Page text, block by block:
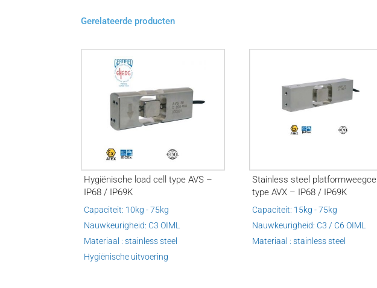
Gerelateerde producten
Hygiënische load cell type AVS –
IP68 / IP69K
Capaciteit: 10kg - 75kg
Nauwkeurigheid: C3 OIML
Materiaal : stainless steel
Hygiënische uitvoering
Stainless steel platformweegcel
type AVX – IP68 / IP69K
Capaciteit: 15kg - 75kg
Nauwkeurigheid: C3 / C6 OIML
Materiaal : stainless steel